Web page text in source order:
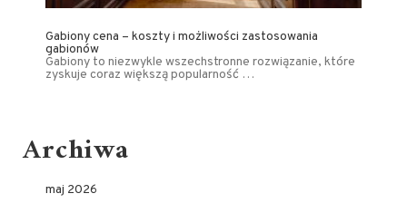
Gabiony cena – koszty i możliwości zastosowania
gabionów
Gabiony to niezwykle wszechstronne rozwiązanie, które
zyskuje coraz większą popularność …
Archiwa
maj 2026